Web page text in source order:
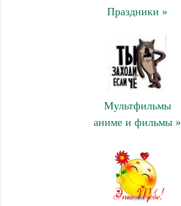
Праздники »
Мультфильмы
аниме и фильмы »